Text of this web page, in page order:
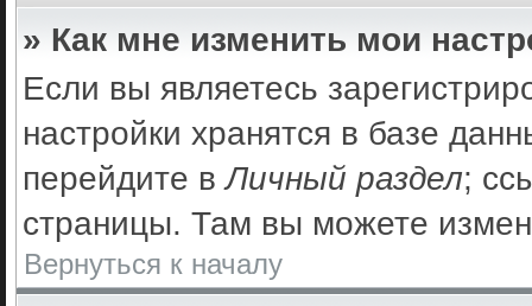
» Как мне изменить мои
Если вы являетесь
настройки хранятся в базе
перейдите вЛичный раздел;
страницы. Там вы можете
Вернуться к началу